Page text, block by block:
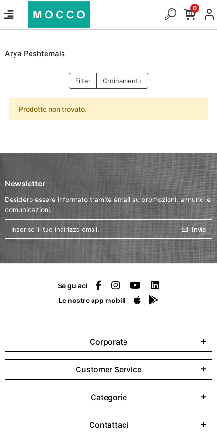
0
Arya Peshtemals
Filter Ordinamento
Prodotto non trovato.
Newsletter
Desidero essere informato tramite email su promozioni, annunci e
comunicazioni.
Invia
Se guiaci
Le nostre app mobili
Corporate
Customer Service
Categorie
Contattaci